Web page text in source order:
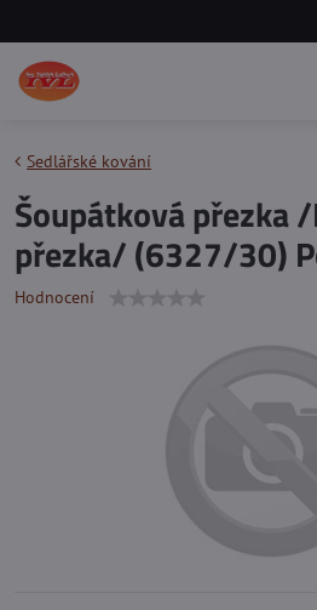
Sedlářské kování
Šoupátková přezka
přezka/ (6327/30)
Hodnocení